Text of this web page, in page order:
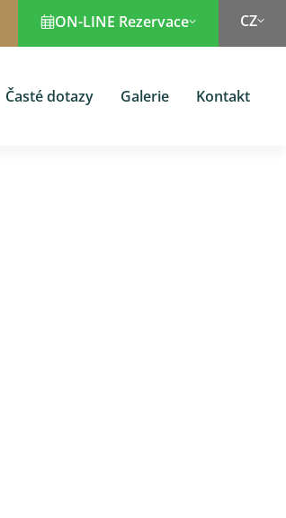
ON-LINE Rezervace CZ
Časté dotazy Galerie Kontakt